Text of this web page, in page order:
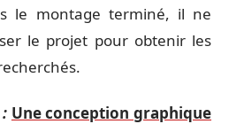
le montage terminé, il ne
le projet pour obtenir les
Une conception graphique